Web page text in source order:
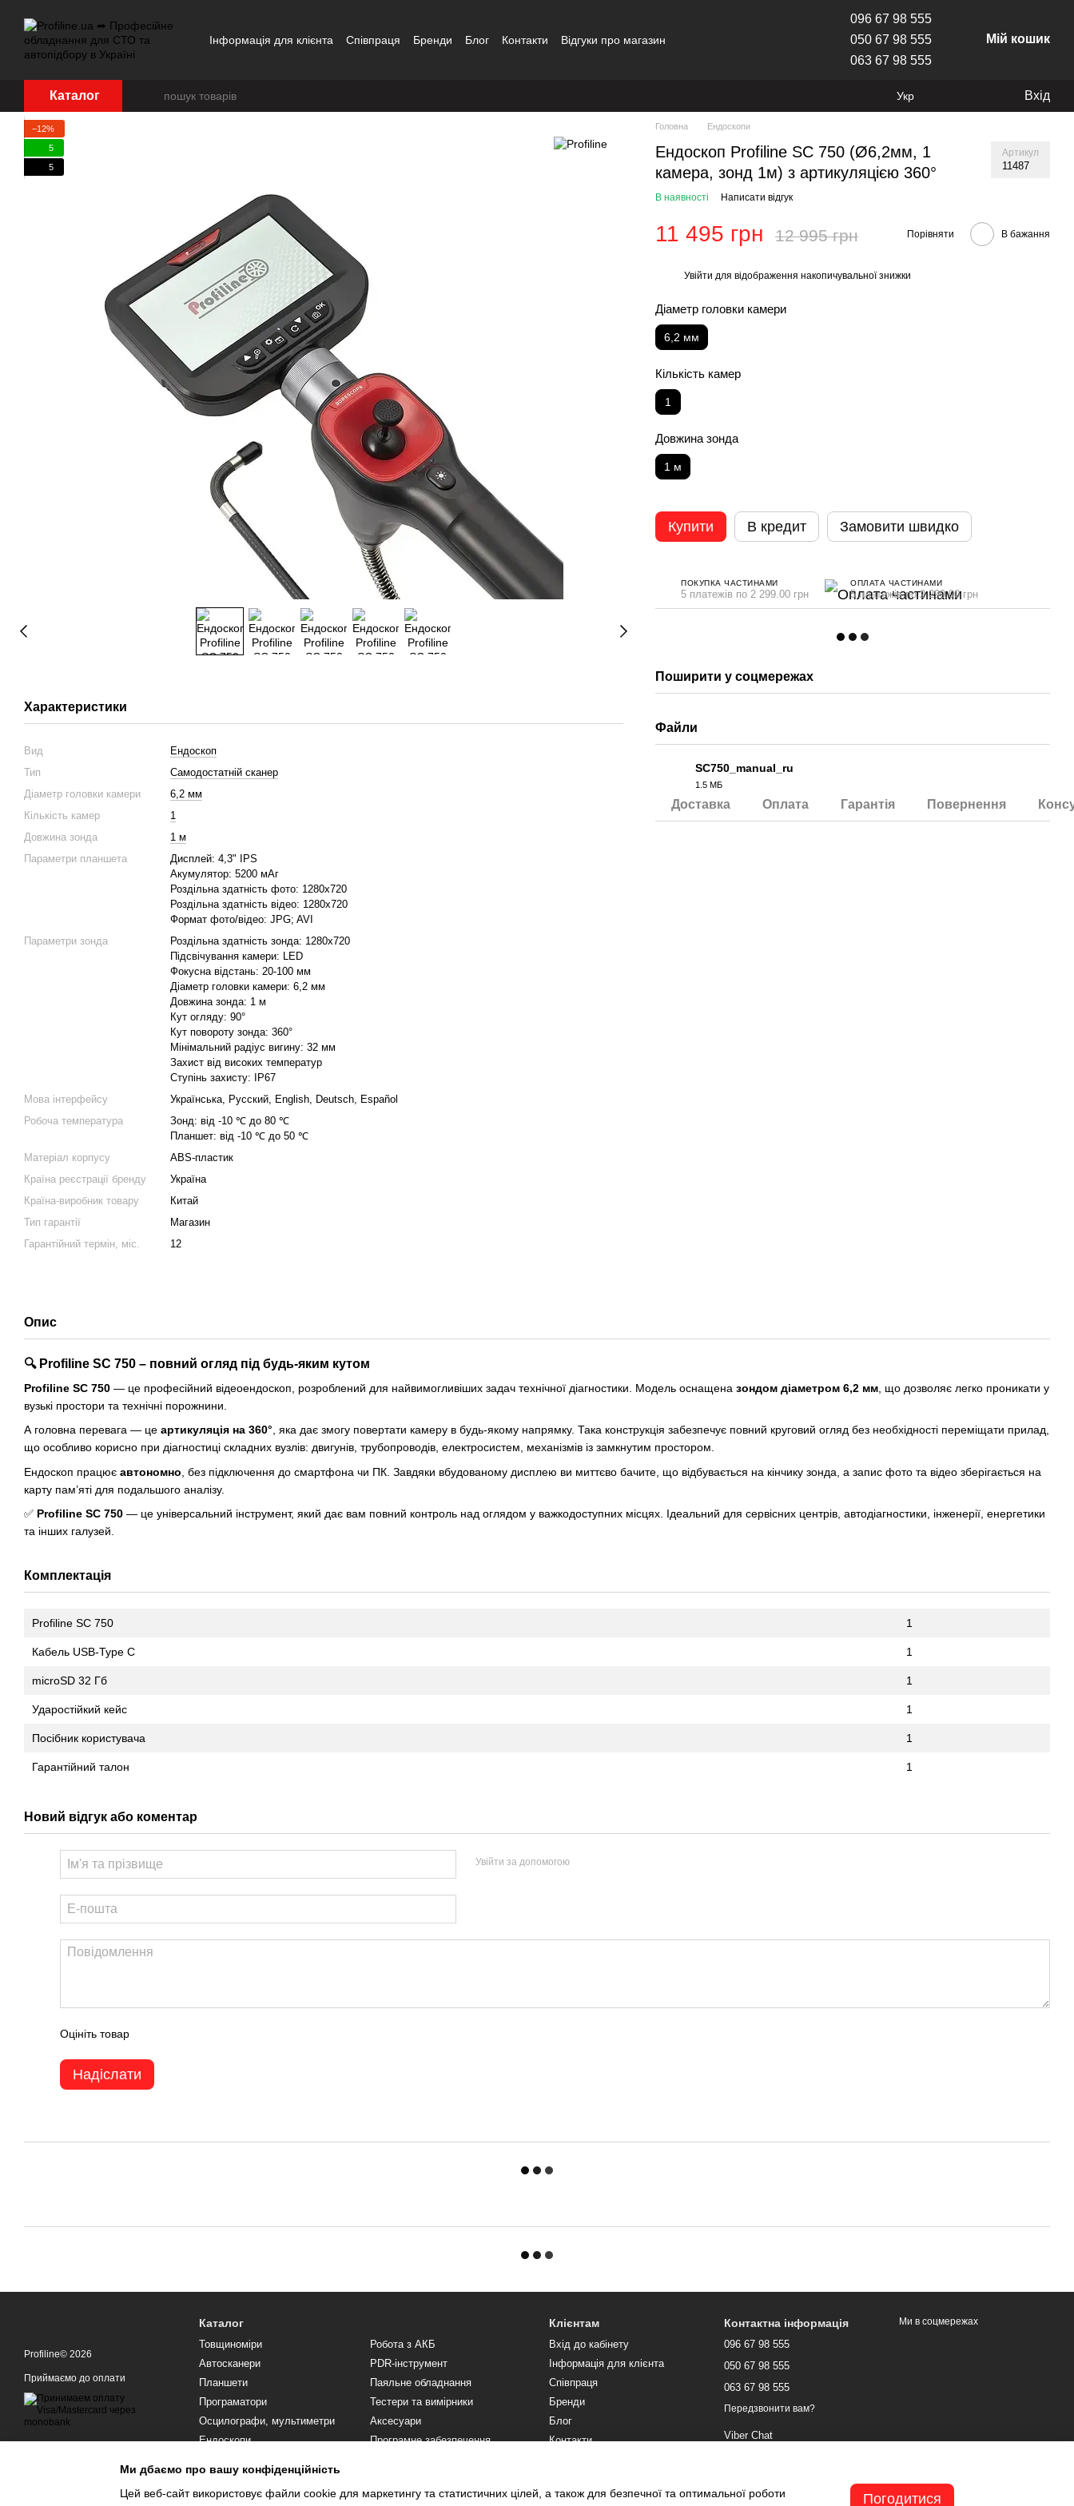
Інформація для клієнта Співпраця Бренди Блог Контакти Відгуки про магазин
096 67 98 555
050 67 98 555
063 67 98 555
Мій кошик
Каталог Укр Вхід
−12%
5
5
Характеристики
Вид
Ендоскоп
Тип
Самодостатній сканер
Діаметр головки камери
6,2 мм
Кількість камер
1
Довжина зонда
1 м
Параметри планшета
Дисплей: 4,3" IPS
Акумулятор: 5200 мАг
Роздільна здатність фото: 1280х720
Роздільна здатність відео: 1280х720
Формат фото/відео: JPG; AVI
Параметри зонда
Роздільна здатність зонда: 1280х720
Підсвічування камери: LED
Фокусна відстань: 20-100 мм
Діаметр головки камери: 6,2 мм
Довжина зонда: 1 м
Кут огляду: 90°
Кут повороту зонда: 360°
Мінімальний радіус вигину: 32 мм
Захист від високих температур
Ступінь захисту: IP67
Мова інтерфейсу
Українська, Русский, English, Deutsch, Español
Робоча температура
Зонд: від -10 ℃ до 80 ℃
Планшет: від -10 ℃ до 50 ℃
Матеріал корпусу
ABS-пластик
Країна реєстрації бренду
Україна
Країна-виробник товару
Китай
Тип гарантії
Магазин
Гарантійний термін, міс.
12
Головна Ендоскопи
Ендоскоп Profiline SC 750 (Ø6,2мм, 1
камера, зонд 1м) з артикуляцією 360°
Артикул
11487
В наявності Написати відгук
11 495 грн 12 995 грн Порівняти В бажання
Увійти для відображення накопичувальної знижки
Діаметр головки камери
6,2 мм
Кількість камер
1
Довжина зонда
1 м
Купити В кредит Замовити швидко
ПОКУПКА ЧАСТИНАМИ
5 платежів по 2 299.00 грн
ОПЛАТА ЧАСТИНАМИ
5 платежів по 2 299.00 грн
Поширити у соцмережах
Файли
SC750_manual_ru
1.5 МБ
Доставка Оплата Гарантія Повернення
Опис
🔍 Profiline SC 750 – повний огляд під будь-яким кутом
Profiline SC 750 — це професійний відеоендоскоп, розроблений для найвимогливіших задач технічної діагностики. Модель оснащена зондом діаметром 6,2 мм , що дозволяє легко проникати у
вузькі простори та технічні порожнини.
А головна перевага — це артикуляція на 360°, яка дає змогу повертати камеру в будь-якому напрямку. Така конструкція забезпечує повний круговий огляд без необхідності переміщати прилад,
що особливо корисно при діагностиці складних вузлів: двигунів, трубопроводів, електросистем, механізмів із замкнутим простором.
Ендоскоп працює автономно , без підключення до смартфона чи ПК. Завдяки вбудованому дисплею ви миттєво бачите, що відбувається на кінчику зонда, а запис фото та відео зберігається на
карту пам’яті для подальшого аналізу.
✅ Profiline SC 750 — це універсальний інструмент, який дає вам повний контроль над оглядом у важкодоступних місцях. Ідеальний для сервісних центрів, автодіагностики, інженерії, енергетики
та інших галузей.
Комплектація
Profiline SC 750 1
Кабель USB-Type C 1
microSD 32 Гб 1
Ударостійкий кейс 1
Посібник користувача 1
Гарантійний талон 1
Новий відгук або коментар
Увійти за допомогою
Оцініть товар
Надіслати
Profiline© 2026
Приймаємо до оплати
Каталог
Товщиноміри
Автосканери
Планшети
Програматори
Осцилографи, мультиметри
Ендоскопи
Робота з АКБ
PDR-інструмент
Паяльне обладнання
Тестери та вимірники
Аксесуари
Програмне забезпечення,
Клієнтам
Вхід до кабінету
Інформація для клієнта
Співпраця
Бренди
Блог
Контакти
Контактна інформація
096 67 98 555
050 67 98 555
063 67 98 555
Передзвонити вам?
Viber Chat
Ми в соцмережах
Ми дбаємо про вашу конфіденційність
Цей веб-сайт використовує файли cookie для маркетингу та статистичних цілей, а також для безпечної та оптимальної роботи
Погодитися